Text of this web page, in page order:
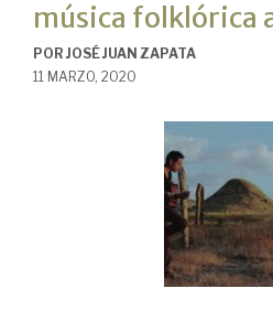
música folklórica
POR JOSÉ JUAN ZAPATA
11 MARZO, 2020